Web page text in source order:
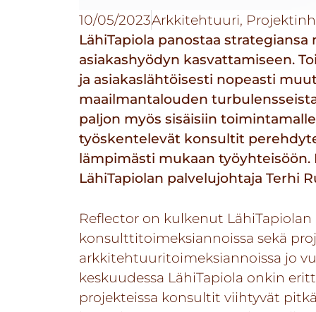
10/05/2023Arkkitehtuuri,
LähiTapiola panostaa
asiakashyödyn kasvattamiseen.
ja asiakaslähtöisesti nopeasti
maailmantalouden
paljon myös sisäisiin
työskentelevät konsultit
lämpimästi mukaan
LähiTapiolan palvelujohtaja Terhi
Reflector on kulkenut
konsulttitoimeksiannoissa sekä
arkkitehtuuritoimeksiannoissa jo
keskuudessa LähiTapiola onkin
projekteissa konsultit viihtyvät